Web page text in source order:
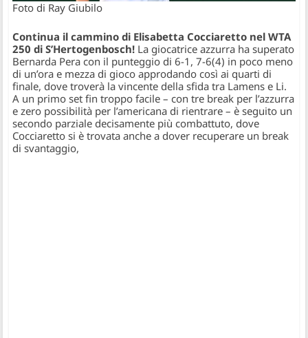
Foto di Ray Giubilo
Continua il cammino di Elisabetta Cocciaretto nel WTA
250 di S’Hertogenbosch! La giocatrice azzurra ha superato
Bernarda Pera con il punteggio di 6-1, 7-6(4) in poco meno
di un’ora e mezza di gioco approdando così ai quarti di
finale, dove troverà la vincente della sfida tra Lamens e Li.
A un primo set fin troppo facile – con tre break per l’azzurra
e zero possibilità per l’americana di rientrare – è seguito un
secondo parziale decisamente più combattuto, dove
Cocciaretto si è trovata anche a dover recuperare un break
di svantaggio,